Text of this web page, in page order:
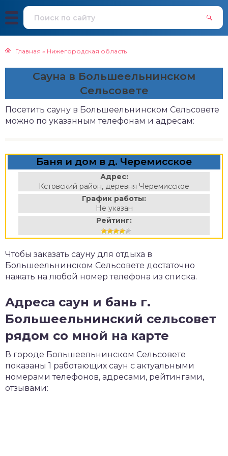
Главная » Нижегородская область
Сауна в Большеельнинском
Сельсовете
Посетить сауну в Большеельнинском Сельсовете
можно по указанным телефонам и адресам:
Баня и дом в д. Черемисское
Адрес:
Кстовский район, деревня Черемисское
График работы:
Не указан
Рейтинг:
Чтобы заказать сауну для отдыха в
Большеельнинском Сельсовете достаточно
нажать на любой номер телефона из списка.
Адреса саун и бань г.
Большеельнинский сельсовет
рядом со мной на карте
В городе Большеельнинском Сельсовете
показаны 1 работающих саун с актуальными
номерами телефонов, адресами, рейтингами,
отзывами: